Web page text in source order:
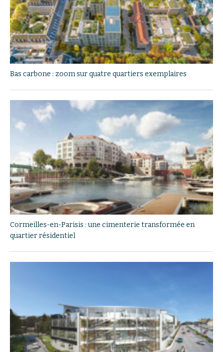
Bas carbone : zoom sur quatre quartiers exemplaires
Cormeilles-en-Parisis : une cimenterie transformée en
quartier résidentiel